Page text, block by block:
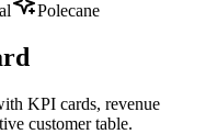
Polecane
KPI cards, revenue
customer table.